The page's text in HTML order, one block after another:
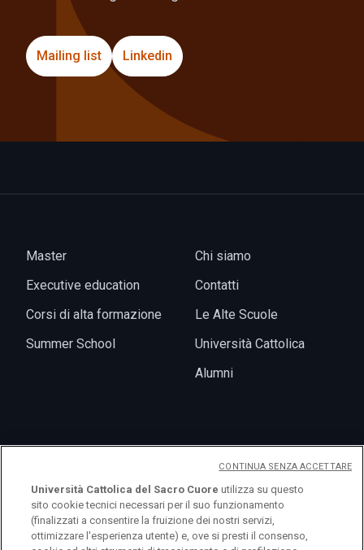
Mailing list Linkedin
Master
Executive education
Corsi di alta formazione
Summer School
Chi siamo
Contatti
Le Alte Scuole
Università Cattolica
Alumni
Eventi
Università Cattolica del Sacro Cuore utilizza su questo
sito cookie tecnici necessari per il suo funzionamento
(finalizzati a consentire la fruizione dei nostri servizi,
ottimizzare l'esperienza utente) e, ove si presti il consenso,
CONTINUA SENZA ACCETTARE